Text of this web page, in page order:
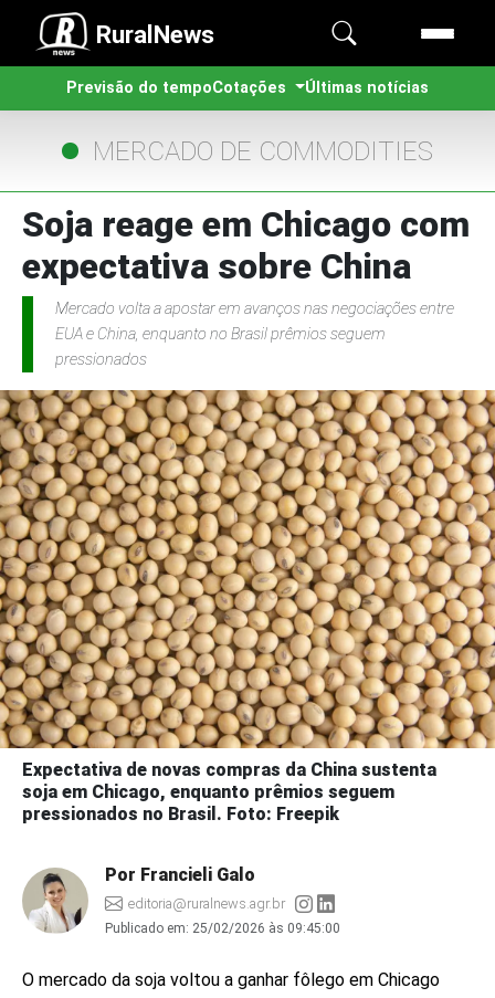
RuralNews
Previsão do tempoCotações Últimas notícias
MERCADO DE COMMODITIES
Soja reage em Chicago com
expectativa sobre China
Mercado volta a apostar em avanços nas negociações entre
EUA e China, enquanto no Brasil prêmios seguem
pressionados
Expectativa de novas compras da China sustenta
soja em Chicago, enquanto prêmios seguem
pressionados no Brasil. Foto: Freepik
Por Francieli Galo
editoria@ruralnews.agr.br
Publicado em: 25/02/2026 às 09:45:00
O mercado da soja voltou a ganhar fôlego em Chicago